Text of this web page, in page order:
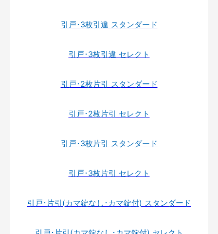
引戸･3枚引違 スタンダード
引戸･3枚引違 セレクト
引戸･2枚片引 スタンダード
引戸･2枚片引 セレクト
引戸･3枚片引 スタンダード
引戸･3枚片引 セレクト
引戸･片引(カマ錠なし･カマ錠付) スタンダード